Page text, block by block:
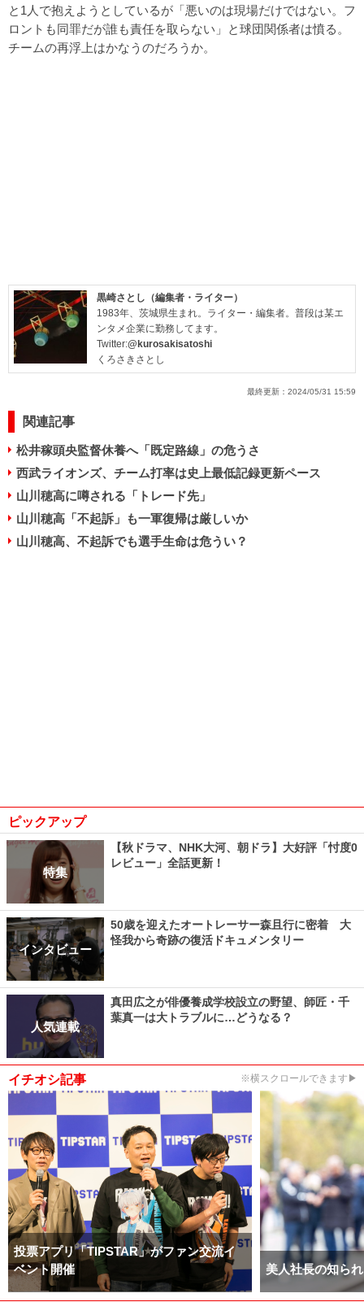
と1人で抱えようとしているが「悪いのは現場だけではない。フ
ロントも同罪だが誰も責任を取らない」と球団関係者は憤る。
チームの再浮上はかなうのだろうか。
黒崎さとし（編集者・ライター）
1983年、茨城県生まれ。ライター・編集者。普段は某エ
ンタメ企業に勤務してます。
Twitter:@kurosakisatoshi
くろさきさとし
最終更新： 2024/05/31 15:59
関連記事
松井稼頭央監督休養へ「既定路線」の危うさ
西武ライオンズ、チーム打率は史上最低記録更新ペース
山川穂高に噂される「トレード先」
山川穂高「不起訴」も一軍復帰は厳しいか
山川穂高、不起訴でも選手生命は危うい？
ピックアップ
特集
【秋ドラマ、NHK大河、朝ドラ】大好評「忖度0
レビュー」全話更新！
インタビュー
50歳を迎えたオートレーサー森且行に密着 大
怪我から奇跡の復活ドキュメンタリー
人気連載
真田広之が俳優養成学校設立の野望、師匠・千
葉真一は大トラブルに…どうなる？
イチオシ記事 ※横スクロールできます▶
投票アプリ「TIPSTAR」がファン交流イ
ベント開催
美人社長の知ら